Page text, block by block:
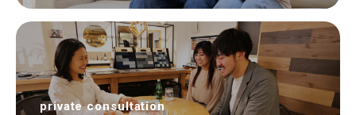
private consultation